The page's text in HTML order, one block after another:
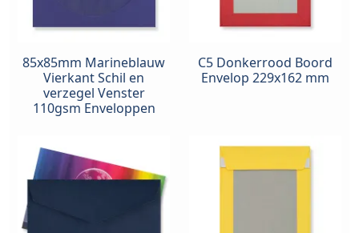
85x85mm Marineblauw
Vierkant Schil en
verzegel Venster
110gsm Enveloppen
C5 Donkerrood Boord
Envelop 229x162 mm